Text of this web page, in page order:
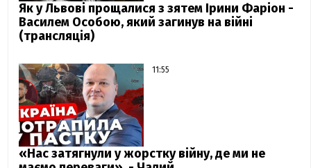
Як у Львові прощалися з зятем Ірини Фаріон -
Василем Особою, який загинув на війні
(трансляція)
11:55
«Нас затягнули у жорстку війну, де ми не